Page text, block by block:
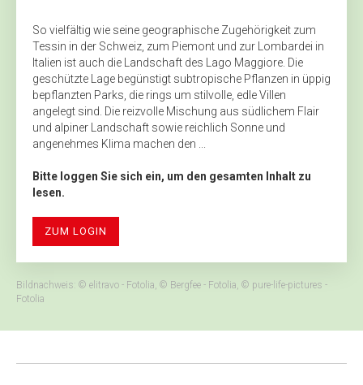
So vielfältig wie seine geographische Zugehörigkeit zum
Tessin in der Schweiz, zum Piemont und zur Lombardei in
Italien ist auch die Landschaft des Lago Maggiore. Die
geschützte Lage begünstigt subtropische Pflanzen in üppig
bepflanzten Parks, die rings um stilvolle, edle Villen
angelegt sind. Die reizvolle Mischung aus süd­lichem Flair
und alpiner Landschaft sowie reichlich Sonne und
angenehmes Klima machen den ...
Bitte loggen Sie sich ein, um den gesamten Inhalt zu
lesen.
ZUM LOGIN
Bildnachweis: © elitravo - Fotolia, © Bergfee - Fotolia, © pure-life-pictures -
Fotolia